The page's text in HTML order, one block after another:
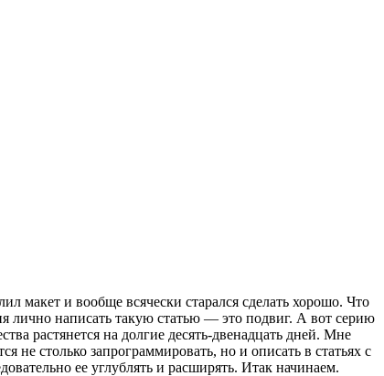
макет и вообще всячески старался сделать хорошо. Что
лично написать такую статью — это подвиг. А вот серию
растянется на долгие десять-двенадцать дней. Мне
не столько запрограммировать, но и описать в статьях с
ее углублять и расширять. Итак начинаем.